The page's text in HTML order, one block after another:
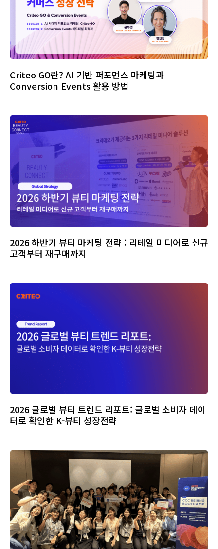
Criteo GO란? AI 기반 퍼포먼스 마케팅과
Conversion Events 활용 방법
2026 하반기 뷰티 마케팅 전략 : 리테일 미디어로 신규
고객부터 재구매까지
2026 글로벌 뷰티 트렌드 리포트: 글로벌 소비자 데이
터로 확인한 K-뷰티 성장전략